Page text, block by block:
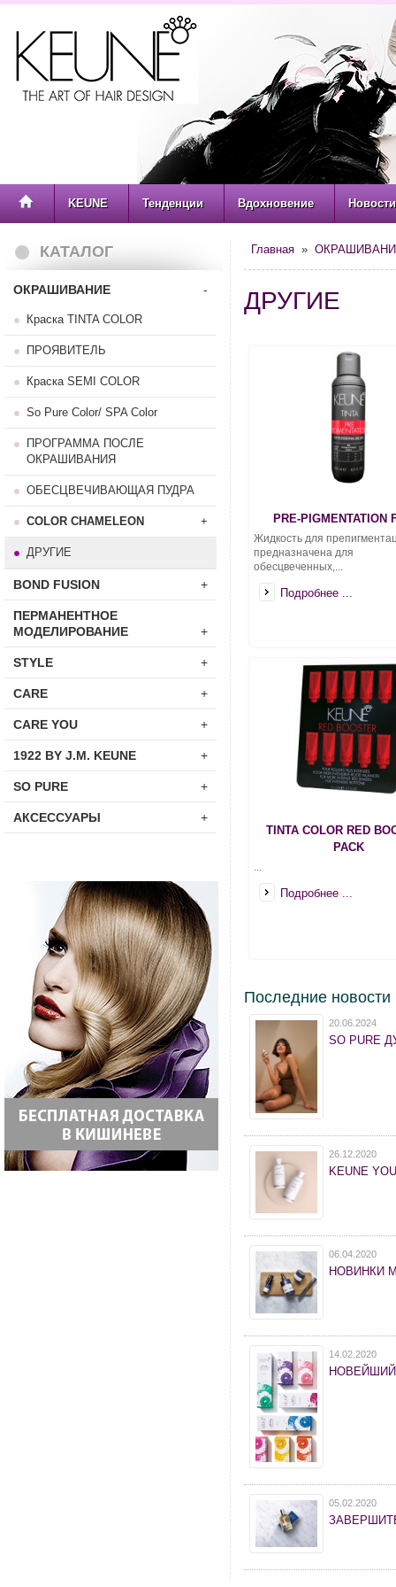
KEUNE Тенденции Вдохновение Новости
КАТАЛОГ
ОКРАШИВАНИЕ -
Краска TINTA COLOR
ПРОЯВИТЕЛЬ
Краска SEMI COLOR
So Pure Color/ SPA Color
ПРОГРАММА ПОСЛЕ
ОКРАШИВАНИЯ
ОБЕСЦВЕЧИВАЮЩАЯ ПУДРА
COLOR CHAMELEON +
ДРУГИЕ
BOND FUSION +
ПЕРМАНЕНТНОЕ
МОДЕЛИРОВАНИЕ
+
STYLE +
CARE +
CARE YOU +
1922 BY J.M. KEUNE +
SO PURE +
АКСЕССУАРЫ +
Главная »
ДРУГИЕ
PRE-PIGMENTATION
Жидкость для
предназначена для
обесцвеченных,...
Подробнее ...
TINTA COLOR RED
PACK
...
Подробнее ...
Последние новости
20.06.2024
SO PURE
26.12.2020
KEUNE
06.04.2020
НОВИНКИ
14.02.2020
05.02.2020